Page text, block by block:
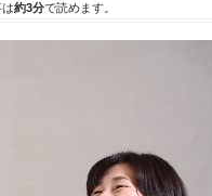
約3分で読めます。